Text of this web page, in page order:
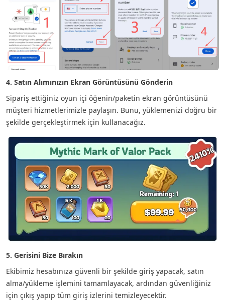
4. Satın Alımınızın Ekran Görüntüsünü Gönderin
Sipariş ettiğiniz oyun içi öğenin/paketin ekran görüntüsünü
müşteri hizmetlerimizle paylaşın. Bunu, yüklemenizi doğru bir
şekilde gerçekleştirmek için kullanacağız.
5. Gerisini Bize Bırakın
Ekibimiz hesabınıza güvenli bir şekilde giriş yapacak, satın
alma/yükleme işlemini tamamlayacak, ardından güvenliğiniz
için çıkış yapıp tüm giriş izlerini temizleyecektir.